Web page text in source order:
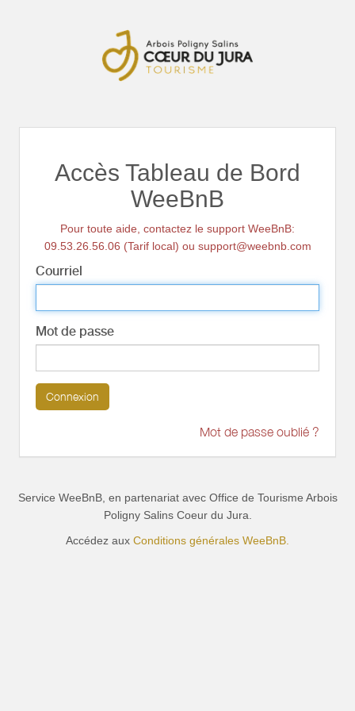
Accès Tableau de Bord
WeeBnB
Pour toute aide, contactez le support WeeBnB:
09.53.26.56.06 (Tarif local) ou support@weebnb.com
Courriel
Mot de passe
Connexion
Mot de passe oublié ?
Service WeeBnB, en partenariat avec Office de Tourisme Arbois
Poligny Salins Coeur du Jura
Accédez aux Conditions générales WeeBnB.